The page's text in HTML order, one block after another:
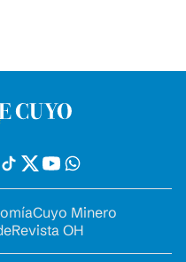
Cuyo Minero
Revista OH